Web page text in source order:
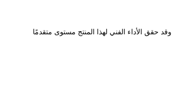
بعد الطلاء بالمحفزات ، يتم تطبيق هذا المنتج في المحول الحفاز لمركبة البنزين لتحفيز وتحويل وتنقية العادم ، مما يجعل عادم السيارة يصل إلى معايير Euro IV و Euro V. وقد حقق الأداء الفني لهذا المنتج مستوى متقدمًا